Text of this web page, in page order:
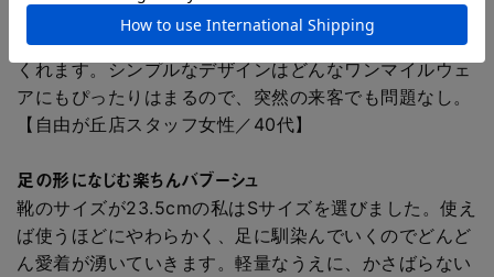
見た目よりもクッション性のあるふわっとした履き心地
がお家で過ごすリラックスした時間を足元から演出して
くれます。シンプルなデザインはどんなワンマイルウェ
アにもぴったりはまるので、突然の来客でも問題なし。
【自由が丘店スタッフ女性／40代】
足の形になじむ楽ちんバブーシュ
靴のサイズが23.5cmの私はSサイズを選びました。使え
ば使うほどにやわらかく、足に馴染んでいくのでどんど
ん愛着が湧いていきます。軽量なうえに、かさばらない